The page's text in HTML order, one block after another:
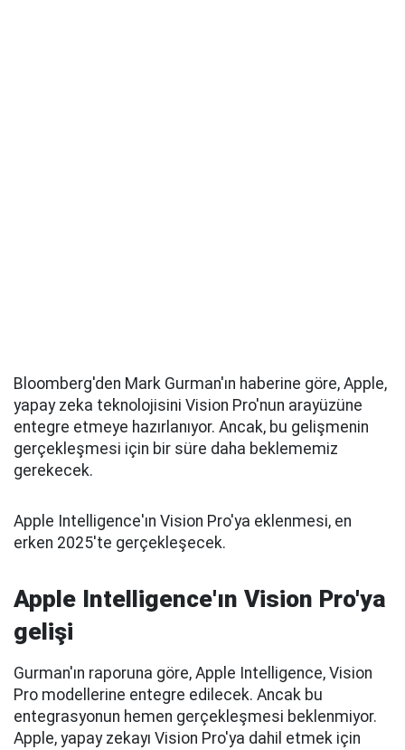
Bloomberg'den Mark Gurman'ın haberine göre, Apple,
yapay zeka teknolojisini Vision Pro'nun arayüzüne
entegre etmeye hazırlanıyor. Ancak, bu gelişmenin
gerçekleşmesi için bir süre daha beklememiz
gerekecek.
Apple Intelligence'ın Vision Pro'ya eklenmesi, en
erken 2025'te gerçekleşecek.
Apple Intelligence'ın Vision Pro'ya
gelişi
Gurman'ın raporuna göre, Apple Intelligence, Vision
Pro modellerine entegre edilecek. Ancak bu
entegrasyonun hemen gerçekleşmesi beklenmiyor.
Apple, yapay zekayı Vision Pro'ya dahil etmek için